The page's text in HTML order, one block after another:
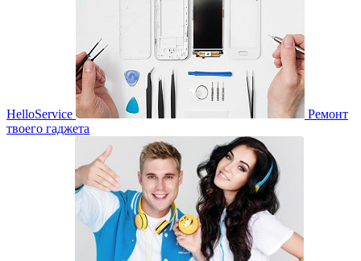
HelloService
Ремонт
твоего гаджета